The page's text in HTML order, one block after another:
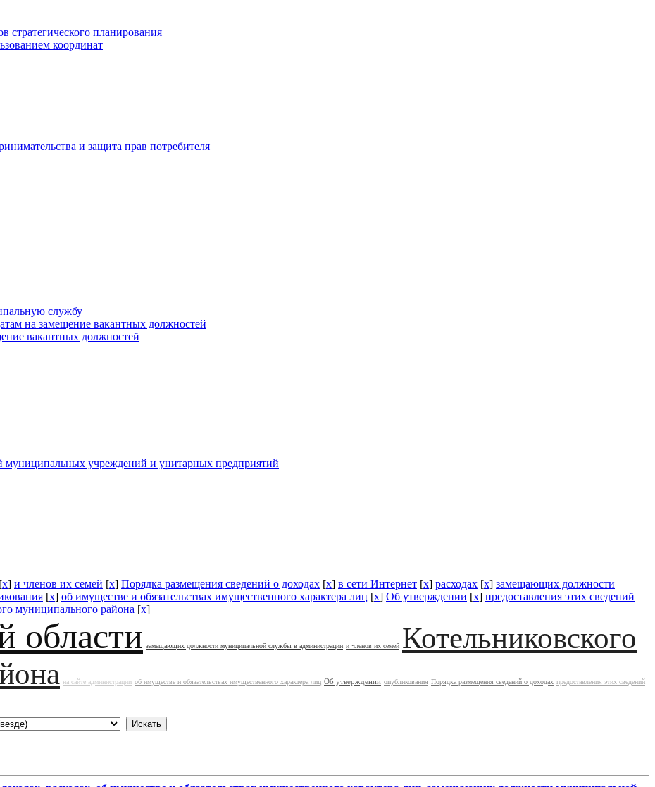
стратегического планирования
координат
и защита прав потребителя
службу
на замещение вакантных должностей
вакантных должностей
муниципальных учреждений и унитарных предприятий
[x] и членов их семей [x] Порядка размещения сведений о доходах [x] в сети Интернет [x] расходах [x] замещающих должности
[x] об имуществе и обязательствах имущественного характера лиц [x] Об утверждении [x] предоставления этих сведений
муниципального района [x]
области замещающих должности муниципальной службы в администрации и членов их семей Котельниковского
на сайте администрации об имуществе и обязательствах имущественного характера лиц Об утверждении опубликования Порядка размещения сведений о доходах предоставления этих сведений